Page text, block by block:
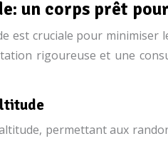
un corps prêt
cruciale pour minimiser
rigoureuse et une
permettant aux